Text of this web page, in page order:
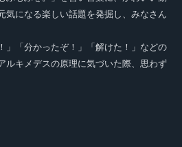
気になる楽しい話題を発掘し、みなさん
」「分かったぞ！」「解けた！」などの
ルキメデスの原理に気づいた際、思わず